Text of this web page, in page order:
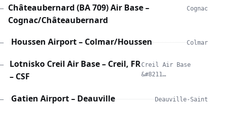
—
Châteaubernard (BA 709) Air Base –
Cognac/Châteaubernard
Cognac
— Houssen Airport – Colmar/Houssen Colmar
—
Lotnisko Creil Air Base – Creil, FR
– CSF
Creil Air Base
&#8211…
— Gatien Airport – Deauville Deauville-Saint